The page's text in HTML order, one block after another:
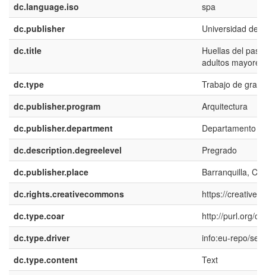
dc.language.iso
spa
dc.publisher
Universidad del
dc.title
Huellas del
adultos mayores
dc.type
Trabajo de
dc.publisher.program
Arquitectura
dc.publisher.department
Departamento
dc.description.degreelevel
Pregrado
dc.publisher.place
Barranquilla,
dc.rights.creativecommons
https://
dc.type.coar
http://purl.org/
dc.type.driver
info:eu-repo/
dc.type.content
Text